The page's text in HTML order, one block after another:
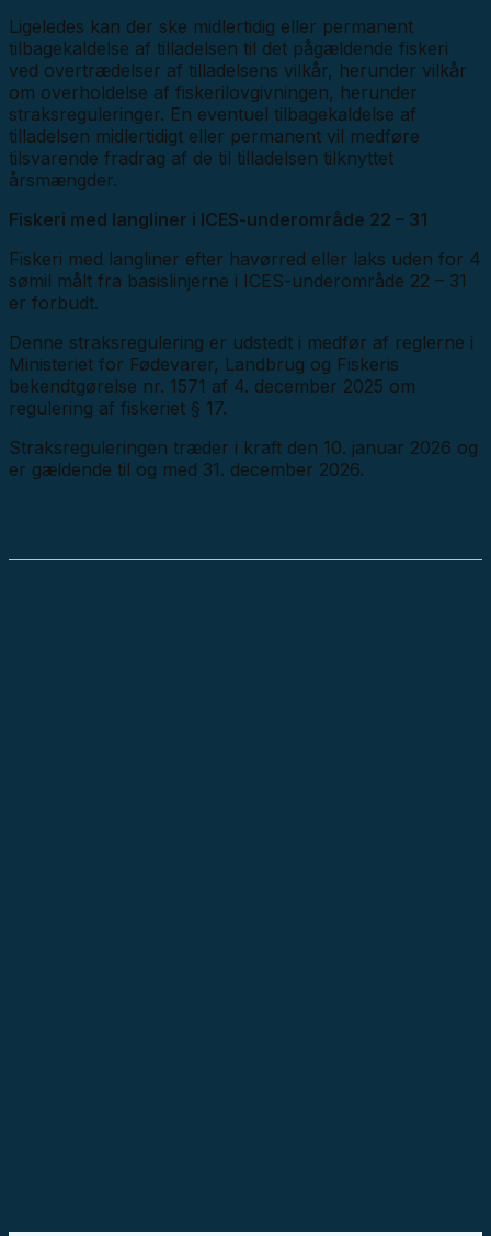
Ligeledes kan der ske midlertidig eller permanent
tilbagekaldelse af tilladelsen til det pågældende fiskeri
ved overtrædelser af tilladelsens vilkår, herunder vilkår
om overholdelse af fiskerilovgivningen, herunder
straksreguleringer. En eventuel tilbagekaldelse af
tilladelsen midlertidigt eller permanent vil medføre
tilsvarende fradrag af de til tilladelsen tilknyttet
årsmængder.
Fiskeri med langliner i ICES-underområde 22 – 31
Fiskeri med langliner efter havørred eller laks uden for 4
sømil målt fra basislinjerne i ICES-underområde 22 – 31
er forbudt.
Denne straksregulering er udstedt i medfør af reglerne i
Ministeriet for Fødevarer, Landbrug og Fiskeris
bekendtgørelse nr. 1571 af 4. december 2025 om
regulering af fiskeriet § 17.
Straksreguleringen træder i kraft den 10. januar 2026 og
er gældende til og med 31. december 2026.